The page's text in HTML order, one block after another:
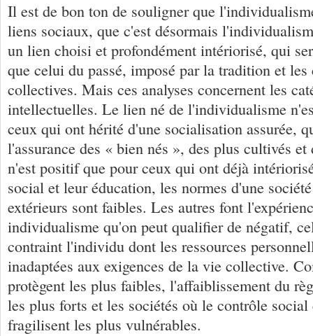
Il est de bon ton de souligner que
liens sociaux, que c'est désormais
un lien choisi et profondément intériorisé, qui
que celui du passé, imposé par la tradition et les
collectives. Mais ces analyses concernent les
intellectuelles. Le lien né de l'individualisme
ceux qui ont hérité d'une socialisation assurée,
l'assurance des « bien nés », des plus cultivés
n'est positif que pour ceux qui ont déjà
social et leur éducation, les normes d'une
extérieurs sont faibles. Les autres font
individualisme qu'on peut qualifier de négatif,
contraint l'individu dont les ressources
inadaptées aux exigences de la vie collective.
protègent les plus faibles, l'affaiblissement du
les plus forts et les sociétés où le contrôle
fragilisent les plus vulnérables.